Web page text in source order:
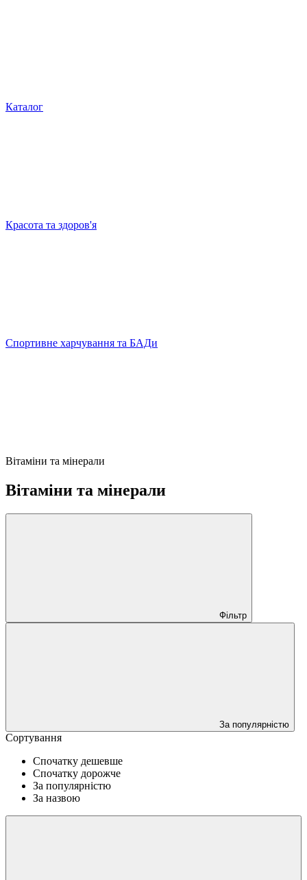
Каталог
Красота та здоров'я
Спортивне харчування та БАДи
Вітаміни та мінерали
Вітаміни та мінерали
Фільтр
За популярністю
Сортування
Спочатку дешевше
Спочатку дорожче
За популярністю
За назвою